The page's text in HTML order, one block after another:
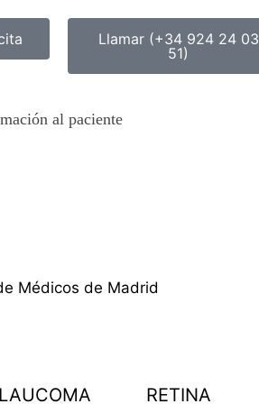
Llamar (+34 924 24 03
51)
al paciente
Médicos de Madrid
RETINA